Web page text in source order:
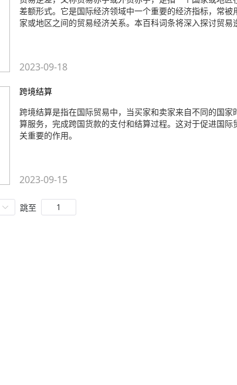
差额形式。它是国际经济领域中一个重要的经济指标，常
家或地区之间的贸易经济关系。本百科词条将深入探讨贸易
2023-09-18
跨境结算
跨境结算是指在国际贸易中，当买家和卖家来自不同的国
算服务，完成跨国货款的支付和结算过程。这对于促进国
关重要的作用。
2023-09-15
跳至